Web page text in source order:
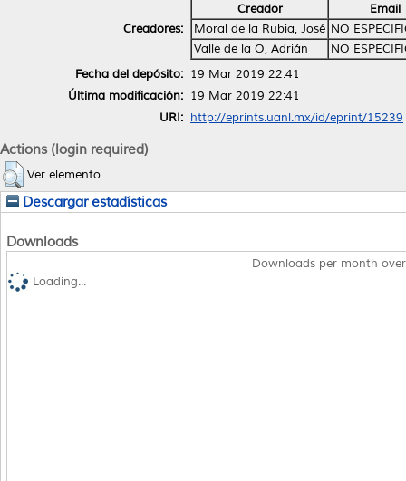
Creadores:
Creador
Email
Moral de la Rubia, José NO
Valle de la O, Adrián
NO
Fecha del depósito: 19 Mar 2019 22:41
Última modificación: 19 Mar 2019 22:41
URI: http://eprints.uanl.mx/id/eprint/15239
Actions (login required)
Ver elemento
Descargar estadísticas
Downloads
Downloads per month
Loading...